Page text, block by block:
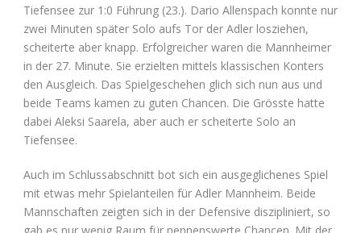
Tiefensee zur 1:0 Führung (23.). Dario Allenspach konnte nur
zwei Minuten später Solo aufs Tor der Adler losziehen,
scheiterte aber knapp. Erfolgreicher waren die Mannheimer
in der 27. Minute. Sie erzielten mittels klassischen Konters
den Ausgleich. Das Spielgeschehen glich sich nun aus und
beide Teams kamen zu guten Chancen. Die Grösste hatte
dabei Aleksi Saarela, aber auch er scheiterte Solo an
Tiefensee.
Auch im Schlussabschnitt bot sich ein ausgeglichenes Spiel
mit etwas mehr Spielanteilen für Adler Mannheim. Beide
Mannschaften zeigten sich in der Defensive diszipliniert, so